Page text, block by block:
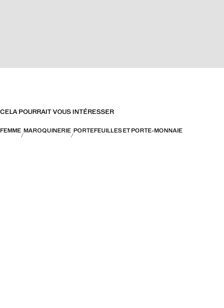
CELA POURRAIT VOUS INTÉRESSER
FEMME MAROQUINERIE PORTEFEUILLES ET PORTE-MONNAIE